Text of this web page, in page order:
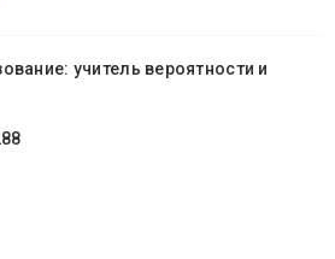
учитель вероятности и